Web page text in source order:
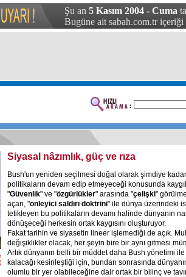
Şu an 5 Kasım 2004 - Cuma
Bugüne ait sabah.com.tr içeriği
Siyasal nâzımlık, güç ve rıza
Bush'un yeniden seçilmesi doğal olarak şimdiye
politikaların devam edip etmeyeceği konusunda
"Güvenlik" ve "özgürlükler" arasında "çelişki"
açan, "önleyici saldırı doktrini" ile dünya üzerindeki
tetikleyen bu politikaların devamı halinde dünyanın
dönüşeceği herkesin ortak kaygısını oluşturuyor.
Fakat tarihin ve siyasetin lineer işlemediği de açık.
değişiklikler olacak, her şeyin bire bir aynı gitmesi
Artık dünyanın belli bir müddet daha Bush yönetimi
kalacağı kesinleştiği için, bundan sonrasında
olumlu bir yer olabileceğine dair ortak bir bilinç ve